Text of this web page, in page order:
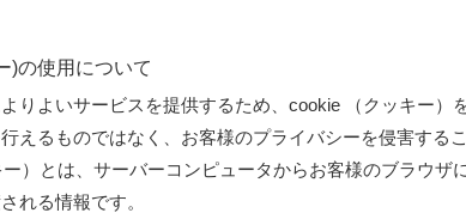
)の使用について
りよいサービスを提供するため、cookie （クッキー
えるものではなく、お客様のプライバシーを侵害する
）とは、サーバーコンピュータからお客様のブラウザ
れる情報です。